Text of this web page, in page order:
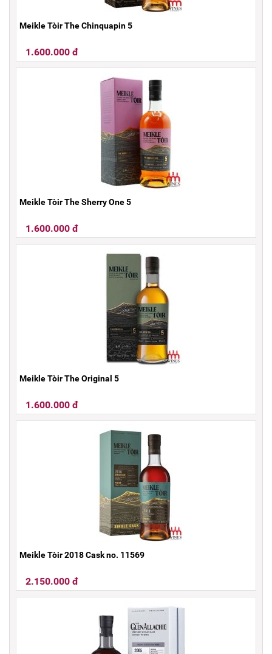
Meikle Tòir The Chinquapin 5
1.600.000 đ
Meikle Tòir The Sherry One 5
1.600.000 đ
Meikle Tòir The Original 5
1.600.000 đ
Meikle Tòir 2018 Cask no. 11569
2.150.000 đ